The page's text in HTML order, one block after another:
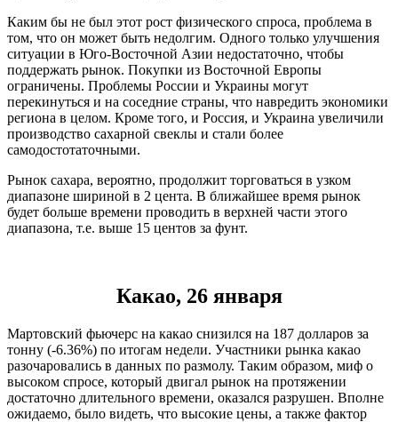
Каким бы не был этот рост физического спроса, проблема в
том, что он может быть недолгим. Одного только улучшения
ситуации в Юго-Восточной Азии недостаточно, чтобы
поддержать рынок. Покупки из Восточной Европы
ограничены. Проблемы России и Украины могут
перекинуться и на соседние страны, что навредить экономики
региона в целом. Кроме того, и Россия, и Украина увеличили
производство сахарной свеклы и стали более
самодостотаточными.
Рынок сахара, вероятно, продолжит торговаться в узком
диапазоне шириной в 2 цента. В ближайшее время рынок
будет больше времени проводить в верхней части этого
диапазона, т.е. выше 15 центов за фунт.
Какао, 26 января
Мартовский фьючерс на какао снизился на 187 долларов за
тонну (-6.36%) по итогам недели. Участники рынка какао
разочаровались в данных по размолу. Таким образом, миф о
высоком спросе, который двигал рынок на протяжении
достаточно длительного времени, оказался разрушен. Вполне
ожидаемо, было видеть, что высокие цены, а также фактор